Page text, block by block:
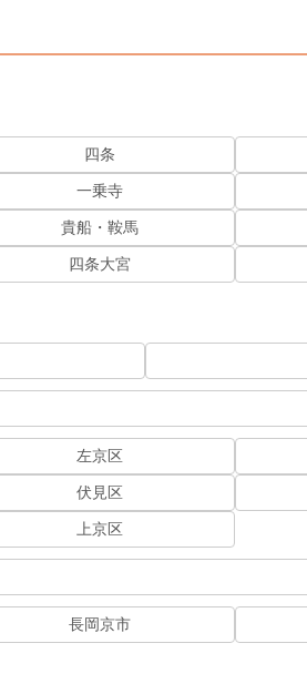
四条
一乗寺
貴船・鞍馬
四条大宮
左京区
伏見区
上京区
長岡京市